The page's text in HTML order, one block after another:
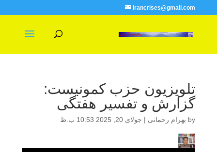
irancrises@gmail.com
تلویزیون حزب کمونیست:
گزارش و تفسیر هفتگی
by بهرام رحمانی | جولای 20, 2025 10:53 ب.ظ